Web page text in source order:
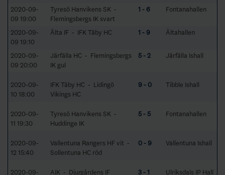
2020-09-
09 19:00
Tyresö Hanvikens SK -
Flemingsbergs IK svart
1 - 6 Fontanahallen
2020-09-
09 19:10
Älta IF - IFK Täby HC 1 - 9 Ältahallen
2020-09-
09 20:00
Järfälla HC - Flemingsbergs
IK gul
5 - 2 Järfälla Ishall
2020-09-
10 18:00
IFK Täby HC - Lidingö
Vikings HC
9 - 0 Tibble Ishall
2020-09-
11 19:30
Tyresö Hanvikens SK -
Huddinge IK
5 - 5 Fontanahallen
2020-09-
12 15:40
Vallentuna Rangers HF vit -
Sollentuna HC röd
0 - 9 Vallentuna Ishall
2020-09-
AIK - Djurgårdens IF 3 - 1
Ulriksdals IP Hall